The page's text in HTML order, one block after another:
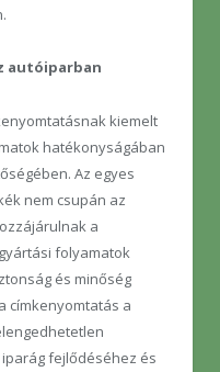
autóiparban
kiemelt
hatékonyságában
Az egyes
nem csupán az
a
folyamatok
és minőség
címkenyomtatás a
fejlődéséhez és